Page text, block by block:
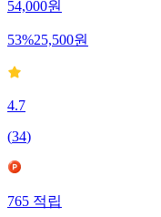
54,000원
53%25,500원
4.7
(34)
765적립